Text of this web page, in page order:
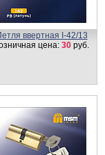
фиксатор SW1
цена:350руб.